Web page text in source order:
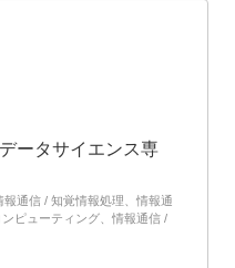
ータサイエンス専
通信 / 知覚情報処理、情報通
ピューティング、情報通信 /